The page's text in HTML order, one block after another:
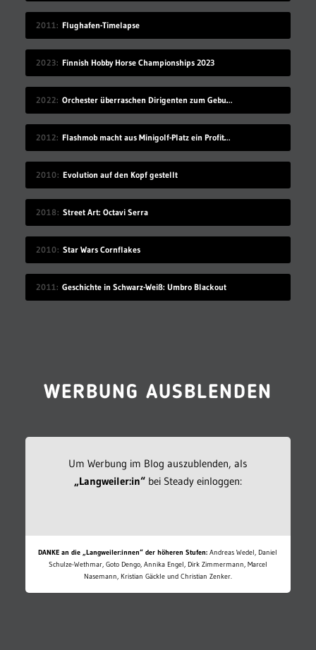
2011 Flughafen-Timelapse
2023 Finnish Hobby Horse Championships 2023
2022 Orchester überraschen Dirigenten zum Geburtstag
2012 Flashmob macht aus Minigolf-Platz ein Profiturnier
2010 Evolution auf den Kopf gestellt
2018 Street Art: Octavi Serra
2010 Star Wars Cornflakes
2011 Geschichte in Schwarz-Weiß: Umbro Blackout
WERBUNG AUSBLENDEN
Um Werbung im Blog auszublenden, als
„Langweiler:in“bei Steady einloggen:
DANKE an die „Langweiler:innen“ der höheren Stufen: Andreas Wedel, Daniel
Schulze-Wethmar, Goto Dengo, Annika Engel, Dirk Zimmermann, Marcel
Nasemann, Kristian Gäckle und Christian Zenker.